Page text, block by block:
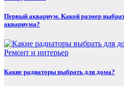
Первый аквариум. Какой размер
аквариума?
Ремонт и интерьер
Какие радиаторы выбрать для дома?